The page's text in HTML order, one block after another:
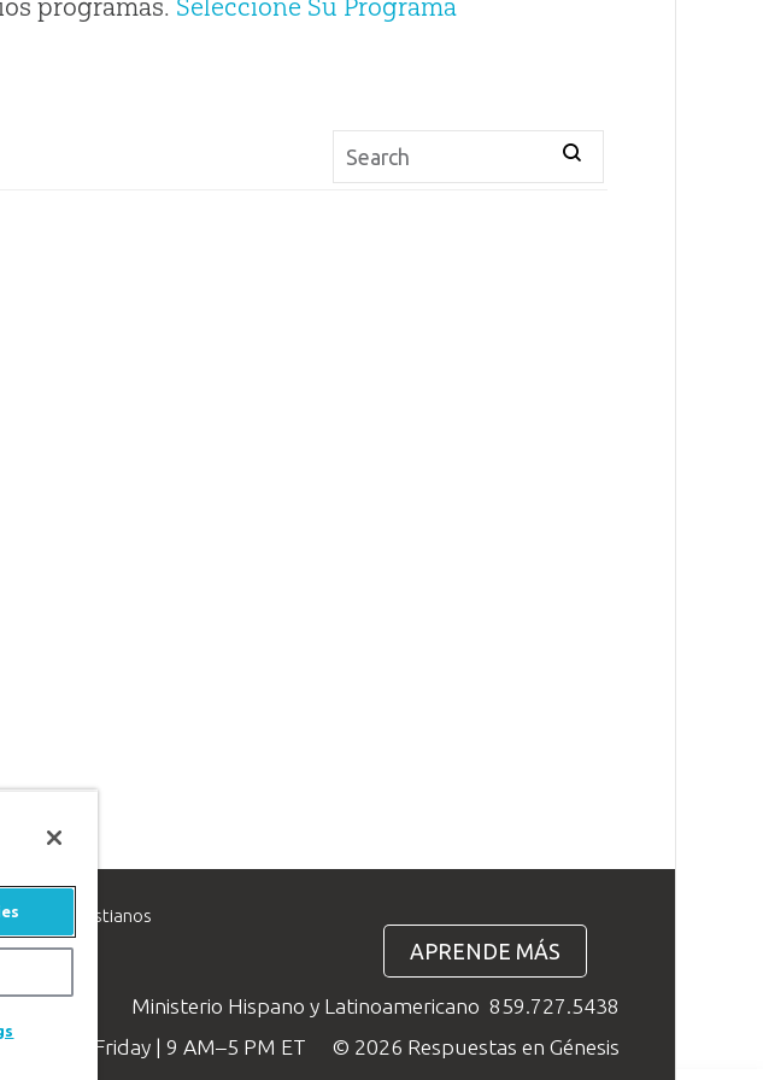
programas. Seleccione Su Programa
a los cristianos
APRENDE MÁS
Ministerio Hispano y Latinoamericano 859.727.5438
Monday–Friday | 9 AM–5 PM ET
© 2026 Respuestas en Génesis